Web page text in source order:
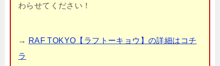
わらせてください！
→ RAF TOKYO【ラフトーキョウ】の詳細はコチ
ラ